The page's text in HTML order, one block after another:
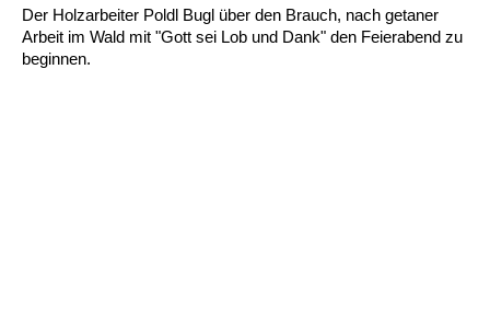
Der Holzarbeiter Poldl Bugl über den Brauch, nach getaner
Arbeit im Wald mit "Gott sei Lob und Dank" den Feierabend zu
beginnen.